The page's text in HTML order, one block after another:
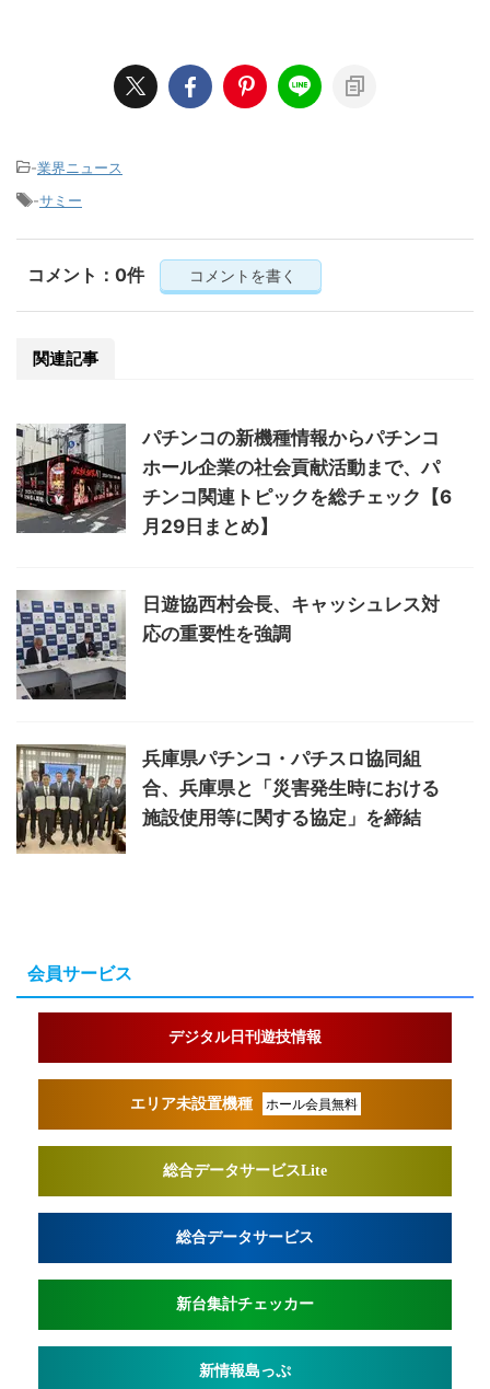
-業界ニュース
-サミー
コメント：0件 コメントを書く
関連記事
パチンコの新機種情報からパチンコ
ホール企業の社会貢献活動まで、パ
チンコ関連トピックを総チェック【6
月29日まとめ】
日遊協西村会長、キャッシュレス対
応の重要性を強調
兵庫県パチンコ・パチスロ協同組
合、兵庫県と「災害発生時における
施設使用等に関する協定」を締結
会員サービス
デジタル日刊遊技情報
エリア未設置機種 ホール会員無料
総合データサービスLite
総合データサービス
新台集計チェッカー
新情報島っぷ